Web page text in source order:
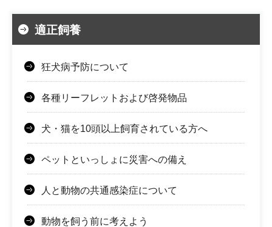
適正飼養
狂犬病予防について
各種リーフレットおよび啓発物品
犬・猫を10頭以上飼育されている方へ
ペットといっしょに災害への備え
人と動物の共通感染症について
動物を飼う前に考えよう